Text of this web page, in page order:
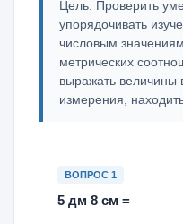
Цель: Проверить
упорядочивать
числовым
метрических
выражать величины
измерения,
ВОПРОС 1
5 дм 8 см =